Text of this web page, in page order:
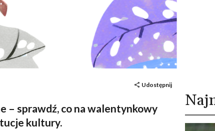
Udostępnij
– sprawdź, co na walentynkowy
kultury.